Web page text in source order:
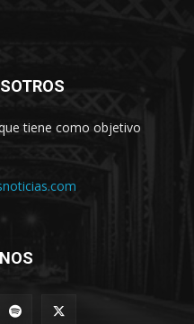
tiene como objetivo